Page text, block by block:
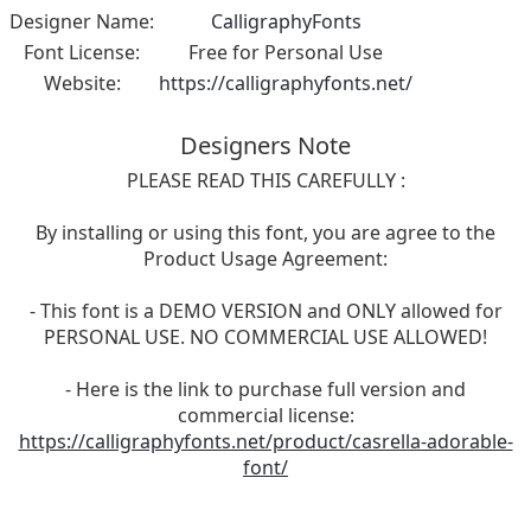
Designer Name:
CalligraphyFonts
Font License:
Free for Personal Use
Website:
https://calligraphyfonts.net/
Designers Note
PLEASE READ THIS CAREFULLY :
By installing or using this font, you are agree to the
Product Usage Agreement:
- This font is a DEMO VERSION and ONLY allowed for
PERSONAL USE. NO COMMERCIAL USE ALLOWED!
- Here is the link to purchase full version and
commercial license:
https://calligraphyfonts.net/product/casrella-adorable-
font/